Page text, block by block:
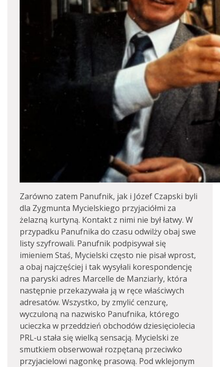
Zarówno zatem Panufnik, jak i Józef Czapski byli
dla Zygmunta Mycielskiego przyjaciółmi za
żelazną kurtyną. Kontakt z nimi nie był łatwy. W
przypadku Panufnika do czasu odwilży obaj swe
listy szyfrowali. Panufnik podpisywał się
imieniem Staś, Mycielski często nie pisał wprost,
a obaj najczęściej i tak wysyłali korespondencję
na paryski adres Marcelle de Manziarly, która
następnie przekazywała ją w ręce właściwych
adresatów. Wszystko, by zmylić cenzurę,
wyczuloną na nazwisko Panufnika, którego
ucieczka w przeddzień obchodów dziesięciolecia
PRL‑u stała się wielką sensacją. Mycielski ze
smutkiem obserwował rozpętaną przeciwko
przyjacielowi nagonkę prasową. Pod wklejonym